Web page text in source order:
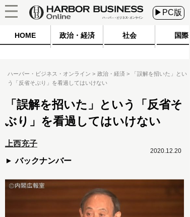
▶PC版
HOME 政治・経済 社会 国際
ハーバー・ビジネス・オンライン 政治・経済
「誤解を招いた」とい
う「反省そぶり」を看過してはいけない
「誤解を招いた」という「反省そ
ぶり」を看過してはいけない
上西充子
バックナンバー
2020.12.20